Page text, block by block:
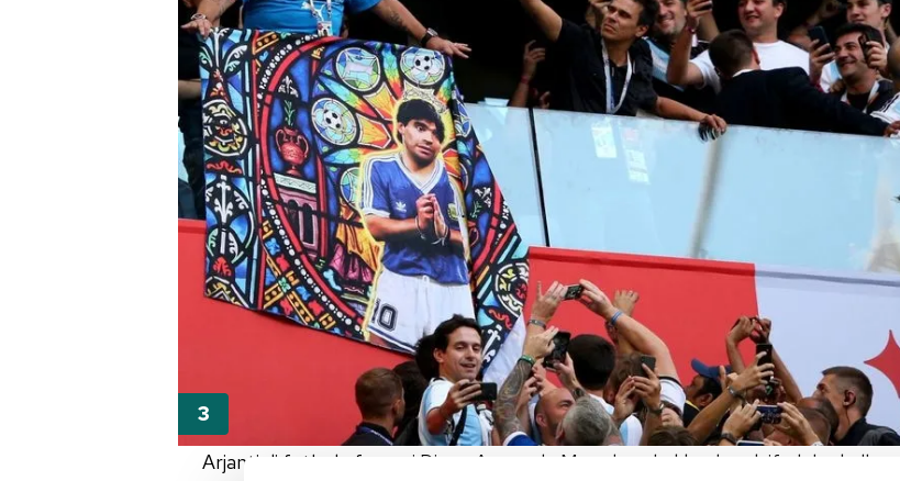
Arjantinli futbol efsanesi Diego Armando Maradona hakkında şok ifadeler kullanan